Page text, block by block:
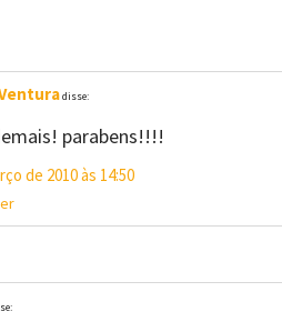
disse:
parabens!!!!
de 2010 às 14:50